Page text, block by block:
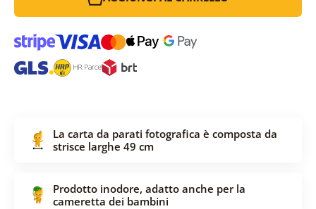
La carta da parati fotografica è composta da
strisce larghe 49 cm
Prodotto inodore, adatto anche per la
cameretta dei bambini